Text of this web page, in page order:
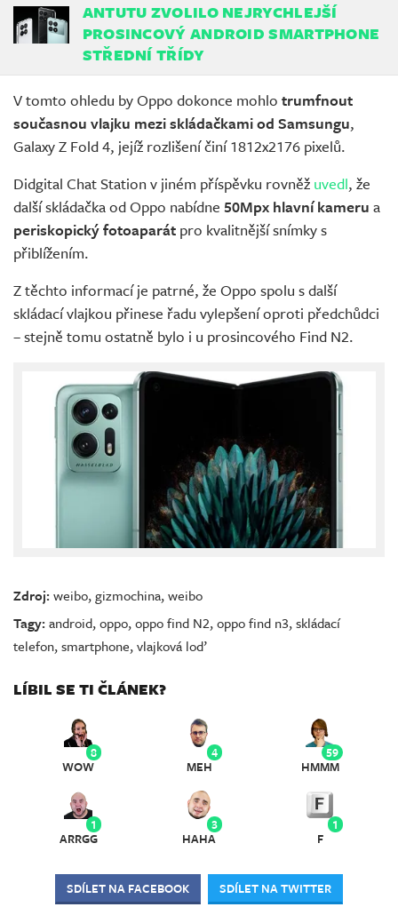
ANTUTU ZVOLILO NEJRYCHLEJŠÍ
PROSINCOVÝ ANDROID SMARTPHONE
STŘEDNÍ TŘÍDY
V tomto ohledu by Oppo dokonce mohlo trumfnout
současnou vlajku mezi skládačkami od Samsungu,
Galaxy Z Fold 4, jejíž rozlišení činí 1812x2176 pixelů.
Didgital Chat Station v jiném příspěvku rovněž uvedl, že
další skládačka od Oppo nabídne 50Mpx hlavní kameru a
periskopický fotoaparát pro kvalitnější snímky s
přiblížením.
Z těchto informací je patrné, že Oppo spolu s další
skládací vlajkou přinese řadu vylepšení oproti předchůdci
– stejně tomu ostatně bylo i u prosincového Find N2.
Zdroj:weibo,gizmochina,weibo
Tagy:android,oppo,oppo find N2,oppo find n3,skládací
telefon,smartphone,vlajková loď
LÍBIL SE TI ČLÁNEK?
8
WOW
4
MEH
59
HMMM
1
ARRGG
3
HAHA
1
F
SDÍLET NA FACEBOOK SDÍLET NA TWITTER